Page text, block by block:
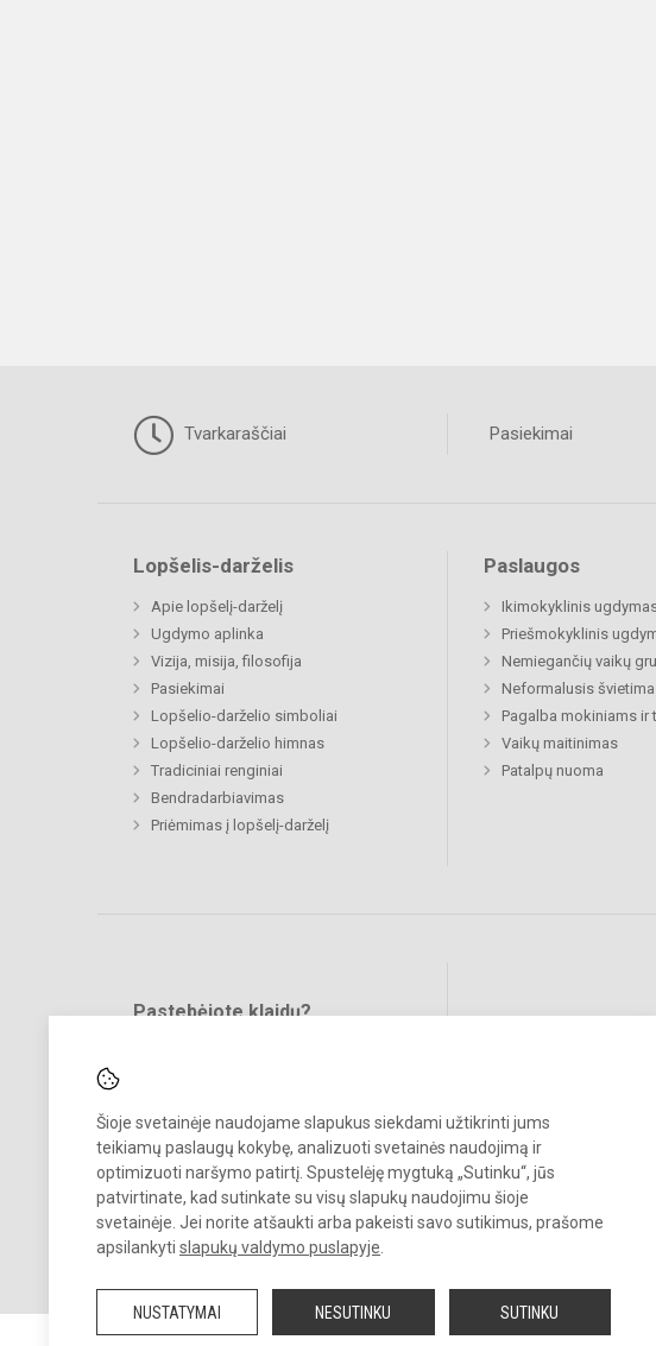
Šioje svetainėje naudojame slapukus siekdami užtikrinti jums
teikiamų paslaugų kokybę, analizuoti svetainės naudojimą ir
optimizuoti naršymo patirtį. Spustelėję mygtuką „Sutinku“, jūs
patvirtinate, kad sutinkate su visų slapukų naudojimu šioje
svetainėje. Jei norite atšaukti arba pakeisti savo sutikimus, prašome
apsilankyti slapukų valdymo puslapyje
NUSTATYMAI NESUTINKU SUTINKU
Tvarkaraščiai Pasiekimai
Lopšelis-darželis
Apie lopšelį-darželį
Ugdymo aplinka
Vizija, misija, filosofija
Pasiekimai
Lopšelio-darželio simboliai
Lopšelio-darželio himnas
Tradiciniai renginiai
Bendradarbiavimas
Priėmimas į lopšelį-darželį
Paslaugos
Ikimokyklinis
Priešmokyklinis
Nemiegančių vaikų
Neformalusis
Pagalba mokiniams ir
Vaikų maitinimas
Patalpų nuoma
Pastebėjote klaidų?
© 2024. Mažeikių lopšelis - darželis „Buratinas“. Visos teisės saugomos.
Kopijuoti turinį be raštiško įstaigos administracijos sutikimo griežtai